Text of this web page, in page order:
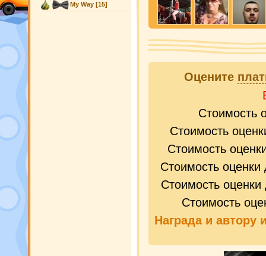
My Way[15]
Оцените
Стоимость
Стоимость
Стоимость
Стоимость
Стоимость
Стоимость
Награда и автору